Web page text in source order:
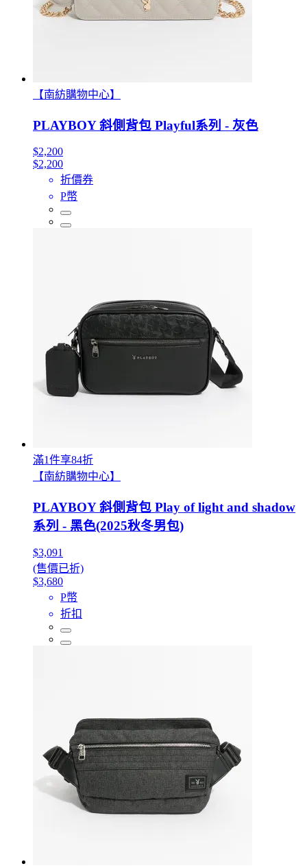
【南紡購物中心】
PLAYBOY 斜側背包 Playful系列 - 灰色
$2,200
$2,200
折價券
P幣
滿1件享84折
【南紡購物中心】
PLAYBOY 斜側背包 Play of light and shadow
系列 - 黑色(2025秋冬男包)
$3,091
(售價已折)
$3,680
P幣
折扣